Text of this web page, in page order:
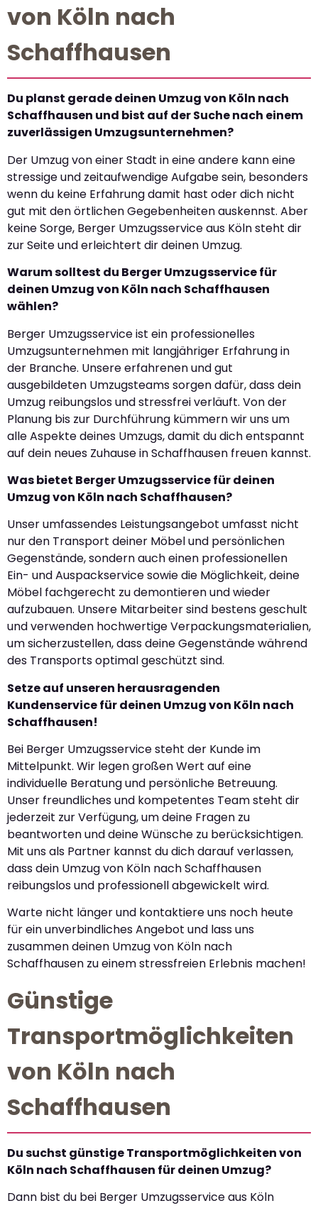
von Köln nach
Schaffhausen
Du planst gerade deinen Umzug von Köln nach
Schaffhausen und bist auf der Suche nach einem
zuverlässigen Umzugsunternehmen?
Der Umzug von einer Stadt in eine andere kann eine
stressige und zeitaufwendige Aufgabe sein, besonders
wenn du keine Erfahrung damit hast oder dich nicht
gut mit den örtlichen Gegebenheiten auskennst. Aber
keine Sorge, Berger Umzugsservice aus Köln steht dir
zur Seite und erleichtert dir deinen Umzug.
Warum solltest du Berger Umzugsservice für
deinen Umzug von Köln nach Schaffhausen
wählen?
Berger Umzugsservice ist ein professionelles
Umzugsunternehmen mit langjähriger Erfahrung in
der Branche. Unsere erfahrenen und gut
ausgebildeten Umzugsteams sorgen dafür, dass dein
Umzug reibungslos und stressfrei verläuft. Von der
Planung bis zur Durchführung kümmern wir uns um
alle Aspekte deines Umzugs, damit du dich entspannt
auf dein neues Zuhause in Schaffhausen freuen kannst.
Was bietet Berger Umzugsservice für deinen
Umzug von Köln nach Schaffhausen?
Unser umfassendes Leistungsangebot umfasst nicht
nur den Transport deiner Möbel und persönlichen
Gegenstände, sondern auch einen professionellen
Ein- und Auspackservice sowie die Möglichkeit, deine
Möbel fachgerecht zu demontieren und wieder
aufzubauen. Unsere Mitarbeiter sind bestens geschult
und verwenden hochwertige Verpackungsmaterialien,
um sicherzustellen, dass deine Gegenstände während
des Transports optimal geschützt sind.
Setze auf unseren herausragenden
Kundenservice für deinen Umzug von Köln nach
Schaffhausen!
Bei Berger Umzugsservice steht der Kunde im
Mittelpunkt. Wir legen großen Wert auf eine
individuelle Beratung und persönliche Betreuung.
Unser freundliches und kompetentes Team steht dir
jederzeit zur Verfügung, um deine Fragen zu
beantworten und deine Wünsche zu berücksichtigen.
Mit uns als Partner kannst du dich darauf verlassen,
dass dein Umzug von Köln nach Schaffhausen
reibungslos und professionell abgewickelt wird.
Warte nicht länger und kontaktiere uns noch heute
für ein unverbindliches Angebot und lass uns
zusammen deinen Umzug von Köln nach
Schaffhausen zu einem stressfreien Erlebnis machen!
Günstige
Transportmöglichkeiten
von Köln nach
Schaffhausen
Du suchst günstige Transportmöglichkeiten von
Köln nach Schaffhausen für deinen Umzug?
Dann bist du bei Berger Umzugsservice aus Köln